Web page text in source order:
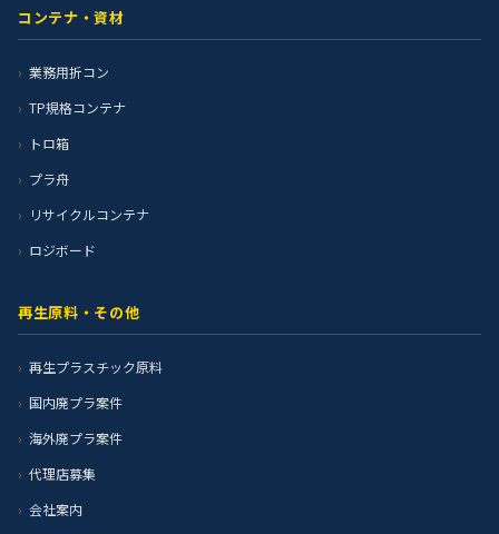
コンテナ・資材
業務用折コン
TP規格コンテナ
トロ箱
プラ舟
リサイクルコンテナ
ロジボード
再生原料・その他
再生プラスチック原料
国内廃プラ案件
海外廃プラ案件
代理店募集
会社案内